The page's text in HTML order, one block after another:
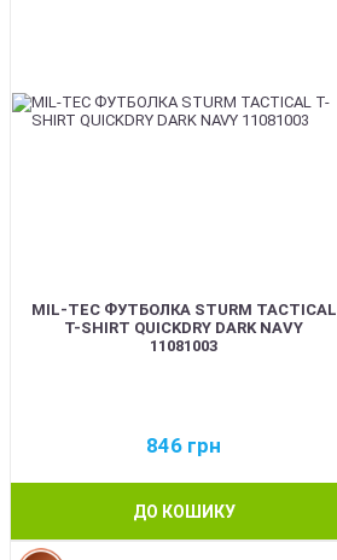
MIL-TEC ФУТБОЛКА STURM TACTICAL
T-SHIRT QUICKDRY DARK NAVY
11081003
846 грн
ДО КОШИКУ